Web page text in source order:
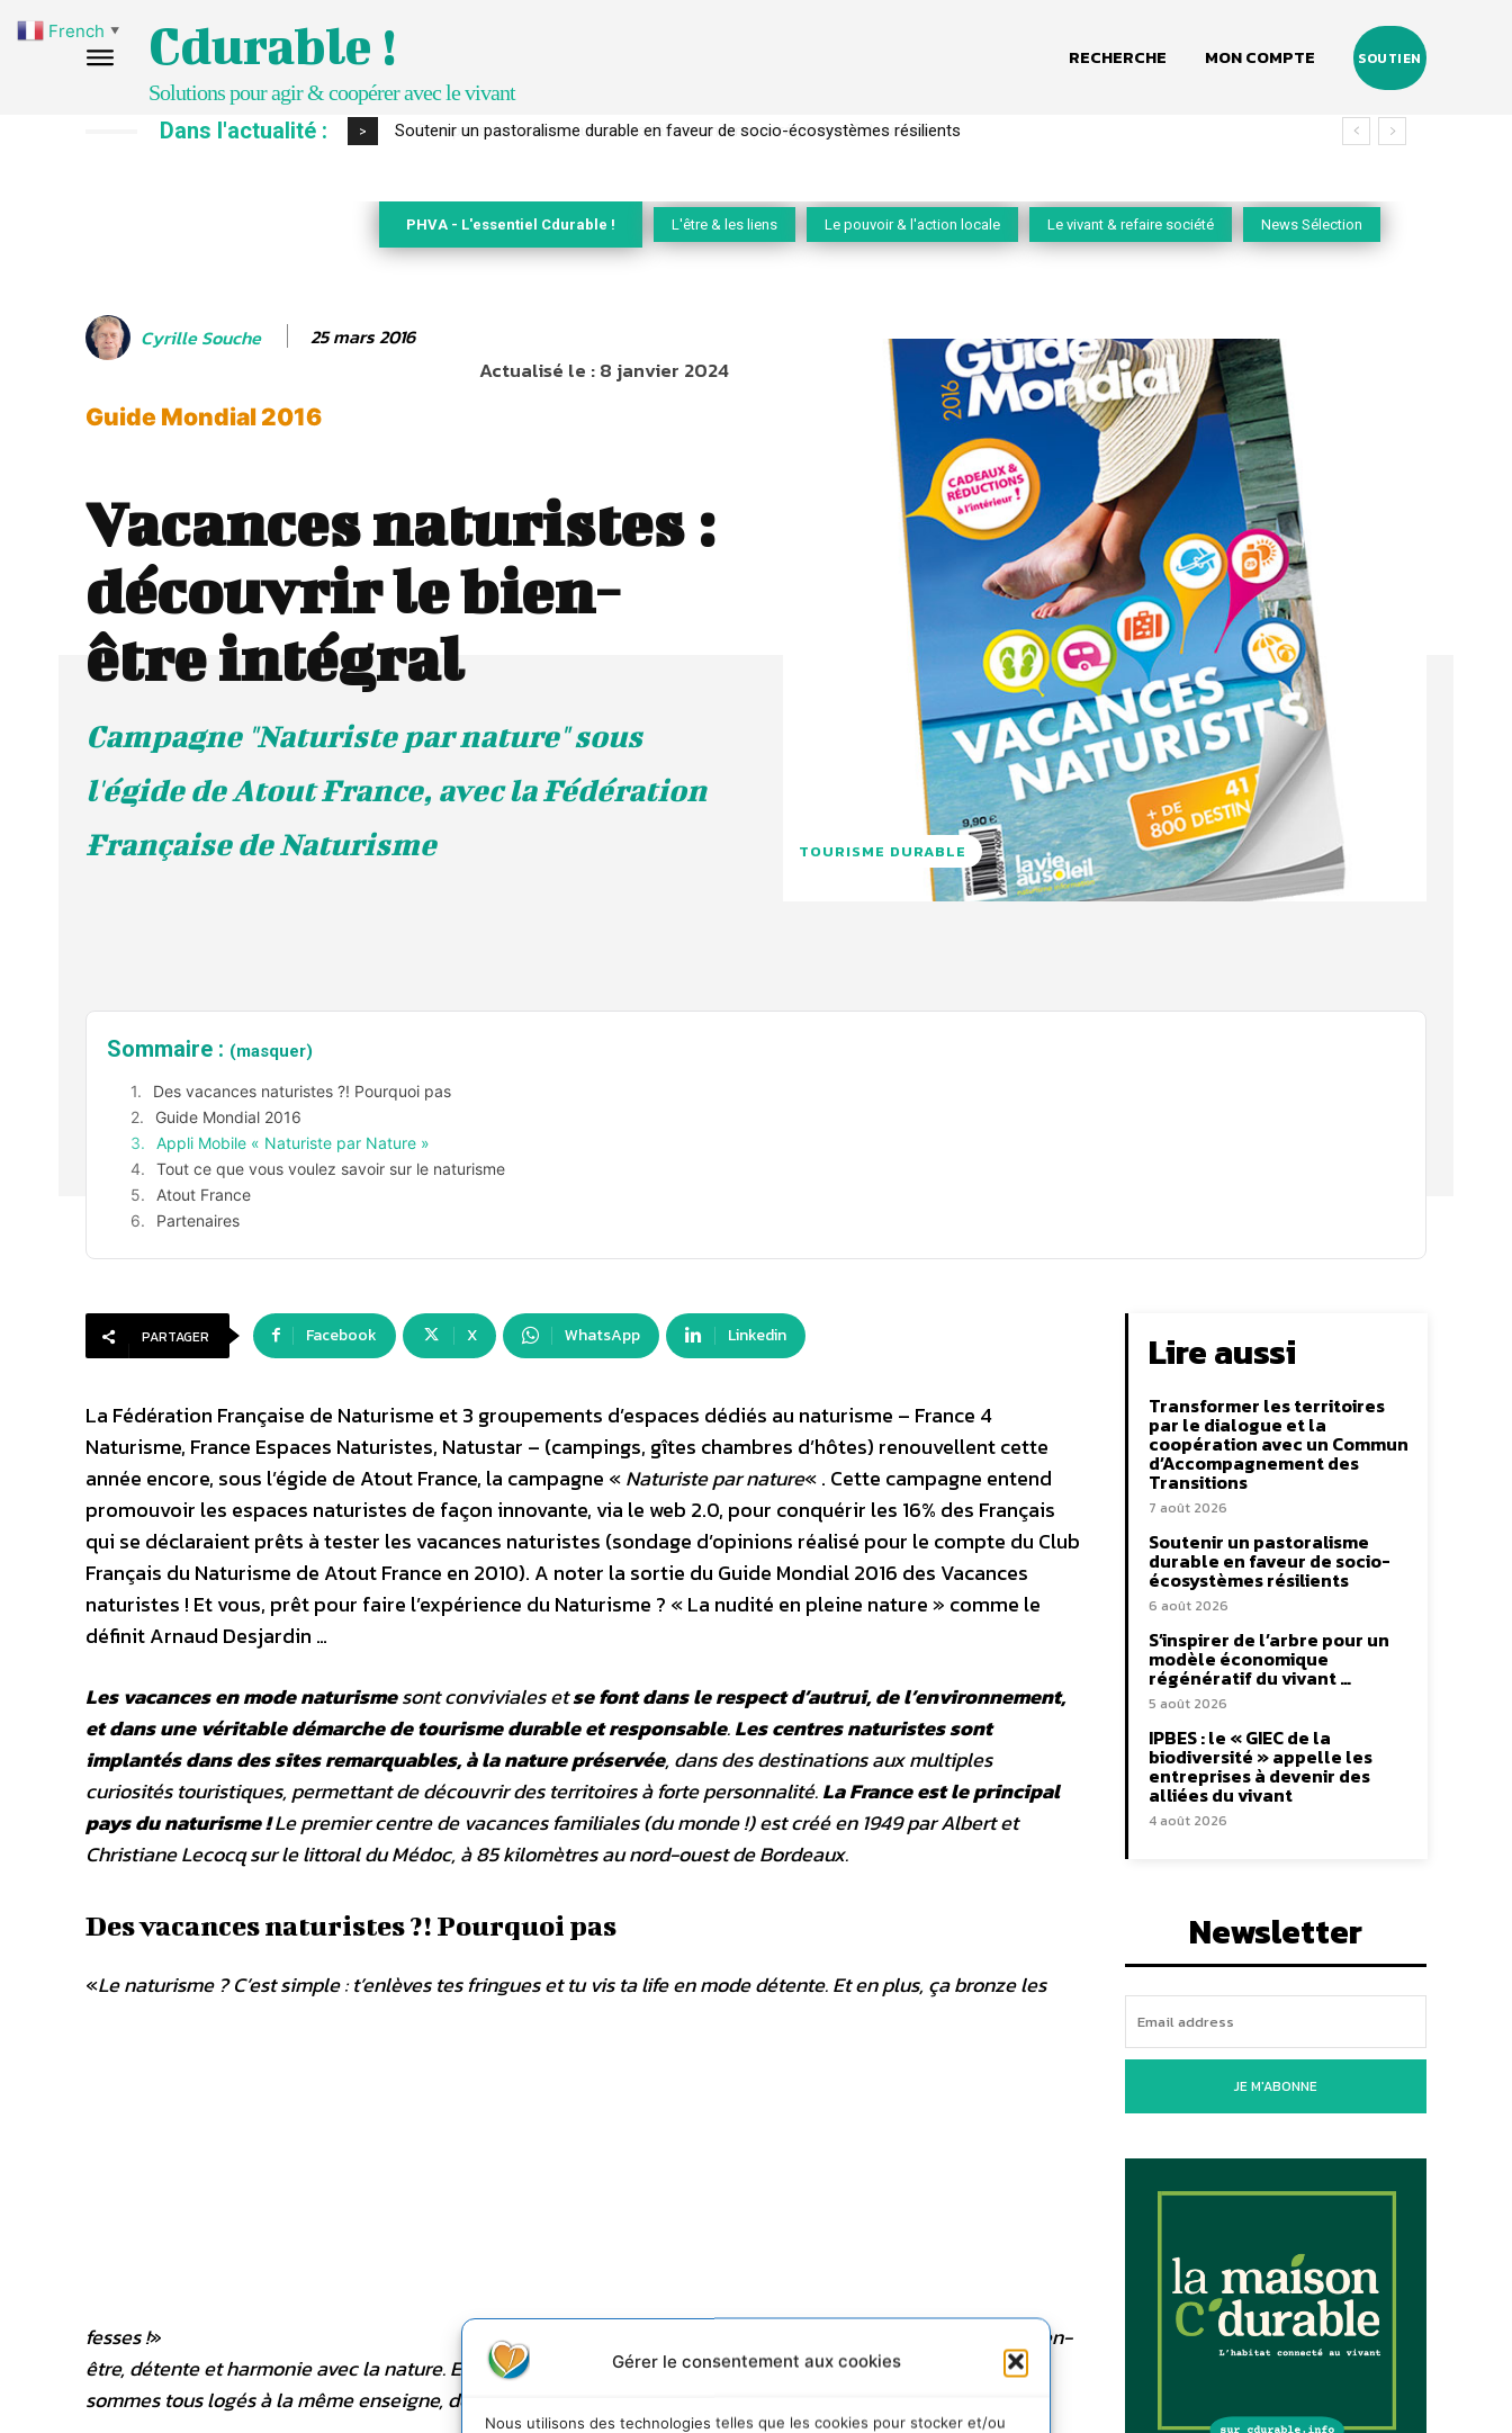
Gérer le consentement aux cookies
Nous utilisons des technologies telles que les cookies pour stocker et/ou
Cdurable !
Solutions pour agir & coopérer avec le vivant
RECHERCHE MON COMPTE SOUTIEN
Dans l'actualité : > S’inspirer de l’arbre pour un modèle économique régénératif du vivant …
PHVA - L'essentiel Cdurable ! L'être & les liens Le pouvoir & l'action locale Le vivant & refaire société News Sélection
Cyrille Souche 25 mars 2016
Actualisé le :8 janvier 2024
Guide Mondial 2016
Vacances naturistes :
découvrir le bien-
être intégral
Campagne "Naturiste par nature" sous
l'égide de Atout France, avec la Fédération
Française de Naturisme
TOURISME DURABLE
Sommaire : (masquer)
Des vacances naturistes ?! Pourquoi pas
Guide Mondial 2016
Appli Mobile « Naturiste par Nature »
Tout ce que vous voulez savoir sur le naturisme
Atout France
Partenaires
PARTAGER Facebook X WhatsApp Linkedin
La Fédération Française de Naturisme et 3 groupements d’espaces dédiés au naturisme – France 4
Naturisme, France Espaces Naturistes, Natustar – (campings, gîtes chambres d’hôtes) renouvellent cette
année encore, sous l’égide de Atout France, la campagne «Naturiste par nature« . Cette campagne entend
promouvoir les espaces naturistes de façon innovante, via le web 2.0, pour conquérir les 16% des Français
qui se déclaraient prêts à tester les vacances naturistes (sondage d’opinions réalisé pour le compte du Club
Français du Naturisme de Atout France en 2010). A noter la sortie du Guide Mondial 2016 des Vacances
naturistes ! Et vous, prêt pour faire l’expérience du Naturisme ? « La nudité en pleine nature » comme le
définit Arnaud Desjardin …
Les vacances en mode naturismesont conviviales etse font dans le respect d’autrui, de l’environnement,
et dans une véritable démarche de tourisme durable et responsable.Les centres naturistes sont
implantés dans des sites remarquables, à la nature préservée, dans des destinations aux multiples
curiosités touristiques, permettant de découvrir des territoires à forte personnalité.La France est le principal
pays du naturisme !Le premier centre de vacances familiales (du monde !) est créé en 1949 par Albert et
Christiane Lecocq sur le littoral du Médoc, à 85 kilomètres au nord-ouest de Bordeaux.
Des vacances naturistes ?! Pourquoi pas
«Le naturisme ? C’est simple : t’enlèves tes fringues et tu vis ta life en mode détente. Et en plus, ça bronze les
fesses !»
Aaah des vacances naturistes : bien-
être, détente et harmonie avec la nature. Et pas de quoi vous tracasser par vos petites imperfections, nous
sommes tous logés à la même enseigne, demandez à vos amis.
Lire aussi
Transformer les territoires
par le dialogue et la
coopération avec un Commun
d’Accompagnement des
Transitions
7 août 2026
Soutenir un pastoralisme
durable en faveur de socio-
écosystèmes résilients
6 août 2026
S’inspirer de l’arbre pour un
modèle économique
régénératif du vivant …
5 août 2026
IPBES : le « GIEC de la
biodiversité » appelle les
entreprises à devenir des
alliées du vivant
4 août 2026
Newsletter
JE M'ABONNE
French ▼